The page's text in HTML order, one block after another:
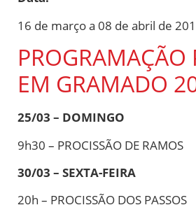
16 de março a 08 de abril de
PROGRAMAÇÃO
EM GRAMADO
25/03 – DOMINGO
9h30 – PROCISSÃO DE RAMOS
30/03 – SEXTA-FEIRA
20h – PROCISSÃO DOS PASSOS